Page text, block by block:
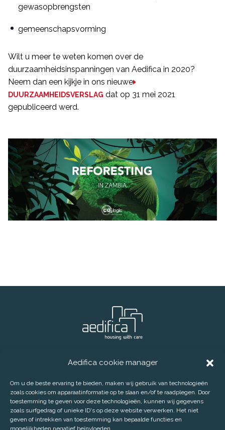
Aedifica cookie manager
Om u de beste ervaring te bieden, maken wij gebruik van technologieën
zoals cookies om apparaatinformatie op te slaan en/of te raadplegen. Door
toestemming te geven voor deze technologieën, kunnen wij gegevens
zoals surfgedrag of unieke ID's op deze website verwerken. Het niet
geven of intrekken van toestemming kan bepaalde functies en
mogelijkheden negatief beïnvloeden.
gewasopbrengsten
gemeenschapsvorming
Wilt u meer te weten komen over de
duurzaamheidsinspanningen van Aedifica in 2020?
Neem dan een kijkje in ons nieuwe
DUURZAAMHEIDSVERSLAG dat op 31 mei 2021
gepubliceerd werd.
® Aedifica (GVV) Telefoon:+32 2 626 07 70
CONTACT DISCLAIMER
PRIVACY POLICY
COOKIE POLICY
SCHRIJF JE IN OP ONZE PERSBERICHTEN